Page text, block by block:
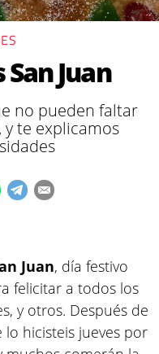
San Juan
no pueden faltar
y te explicamos
Juan, día festivo
felicitar a todos los
y otros. Después de
lo hicisteis jueves por